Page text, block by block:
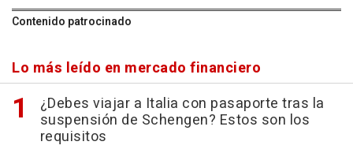
Contenido patrocinado
Lo más leído en mercado financiero
¿Debes viajar a Italia con pasaporte tras la
suspensión de Schengen? Estos son los
requisitos